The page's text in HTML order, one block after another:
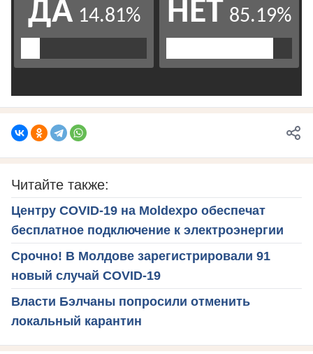
Читайте также:
Центру COVID-19 на Moldexpo обеспечат
бесплатное подключение к электроэнергии
Срочно! В Молдове зарегистрировали 91
новый случай COVID-19
Власти Бэлчаны попросили отменить
локальный карантин